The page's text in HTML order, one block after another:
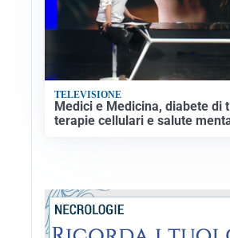
TELEVISIONE
Medici e Medicina, diabete di
terapie cellulari e salute